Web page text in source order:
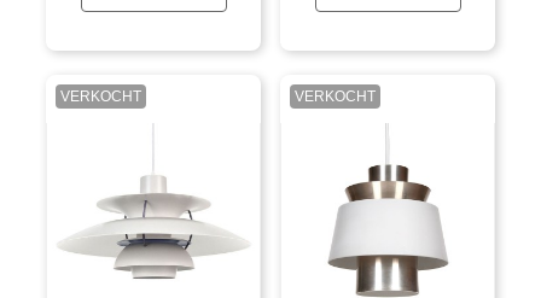
VERKOCHT VERKOCHT